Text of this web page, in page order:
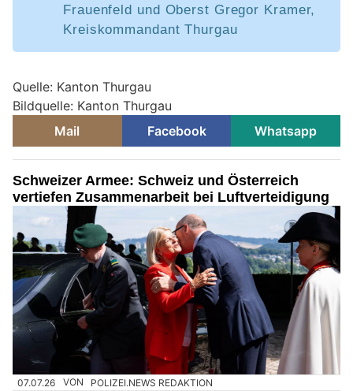
Frauenfeld und Oberst Gregor Kramer,
Kreiskommandant Thurgau
Quelle: Kanton Thurgau
Bildquelle: Kanton Thurgau
Mail
Facebook Whatsapp
Schweizer Armee: Schweiz und Österreich
vertiefen Zusammenarbeit bei Luftverteidigung
07.07.26 VON POLIZEI.NEWS REDAKTION